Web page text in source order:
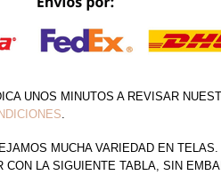
UNOS MINUTOS A REVISAR
MUCHA VARIEDAD EN TELAS.
CON LA SIGUIENTE TABLA, SIN